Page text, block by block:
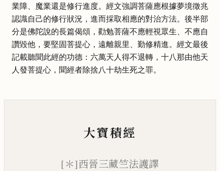
業障、魔業還是修行進度。經文強調菩薩應根據夢境徵兆
認識自己的修行狀況，進而採取相應的對治方法。後半部
分是佛陀說的長篇偈頌，勸勉菩薩不應輕視眾生、不應自
讚毀他，要堅固菩提心，遠離親里、勤修精進。經文最後
記載聽聞此經的功德：六萬天人得不退轉，十八那由他天
人發菩提心，聞經者除捨八十劫生死之罪。
大寶積經
[＊]西晉三藏竺法護譯